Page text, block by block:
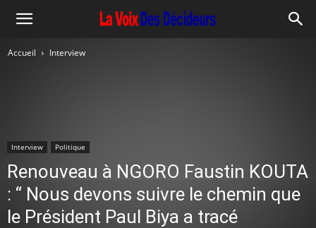
Accueil Interview
Interview Politique
Renouveau à NGORO Faustin KOUTA
: “ Nous devons suivre le chemin que
le Président Paul Biya a tracé